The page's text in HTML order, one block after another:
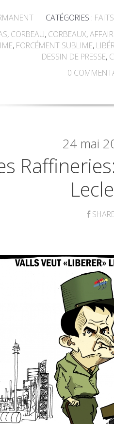
CATÉGORIES :
, CORBEAU, CORBEAUX,
, FORCÉMENT SUBLIME,
DESSIN DE PRESSE,
0
24 mai
SHARE